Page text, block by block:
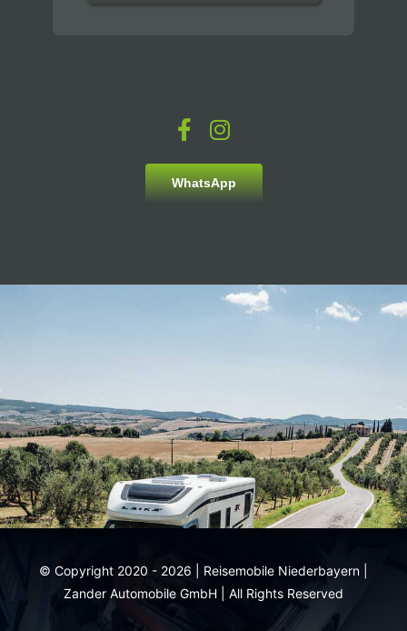
WhatsApp
© Copyright 2020 - 2026 | Reisemobile Niederbayern |
Zander Automobile GmbH | All Rights Reserved